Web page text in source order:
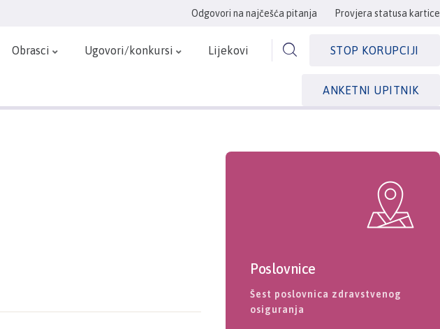
Odgovori na najčešća pitanja Provjera statusa kartice
Obrasci Ugovori/konkursi Lijekovi STOP KORUPCIJI
ANKETNI UPITNIK
Poslovnice
Šest poslovnica zdravstvenog
osiguranja